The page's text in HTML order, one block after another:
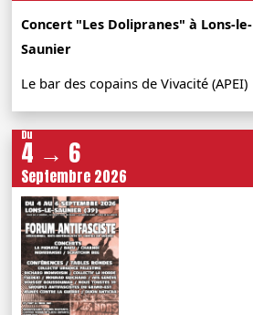
Concert "Les Dolipranes" à Lons-le-
Saunier
Le bar des copains de Vivacité (APEI)
Du
4 → 6
Septembre 2026